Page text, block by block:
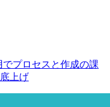
プロセスと作成の課
上げ